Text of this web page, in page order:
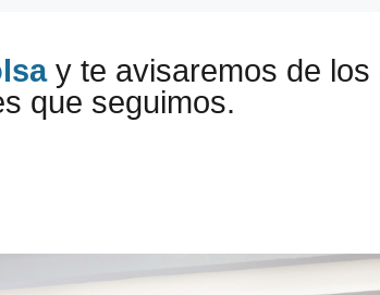
y te avisaremos de los
que seguimos.